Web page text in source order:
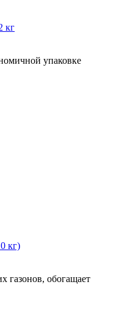
кг
упаковке
кг)
газонов, обогащает